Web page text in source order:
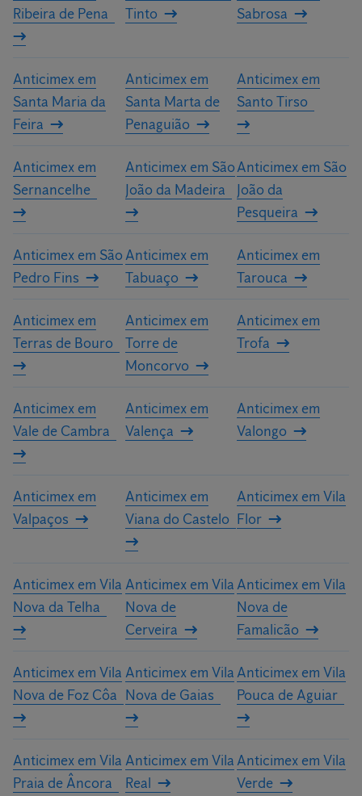
Ribeira de Pena Tinto Sabrosa
Anticimex em
Santa Maria da
Feira
Anticimex em
Santa Marta de
Penaguião
Anticimex em
Santo Tirso
Anticimex em
Sernancelhe
Anticimex em São
João da Madeira
Anticimex em São
João da
Pesqueira
Anticimex em São
Pedro Fins
Anticimex em
Tabuaço
Anticimex em
Tarouca
Anticimex em
Terras de Bouro
Anticimex em
Torre de
Moncorvo
Anticimex em
Trofa
Anticimex em
Vale de Cambra
Anticimex em
Valença
Anticimex em
Valongo
Anticimex em
Valpaços
Anticimex em
Viana do Castelo
Anticimex em Vila
Flor
Anticimex em Vila
Nova da Telha
Anticimex em Vila
Nova de
Cerveira
Anticimex em Vila
Nova de
Famalicão
Anticimex em Vila
Nova de Foz Côa
Anticimex em Vila
Nova de Gaias
Anticimex em Vila
Pouca de Aguiar
Anticimex em Vila
Praia de Âncora
Anticimex em Vila
Real
Anticimex em Vila
Verde